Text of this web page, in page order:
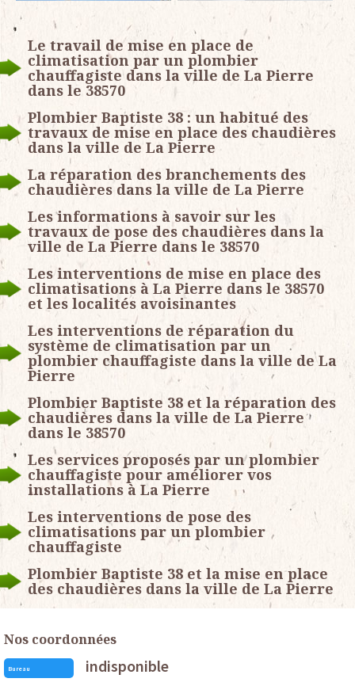
Le travail de mise en place de
climatisation par un plombier
chauffagiste dans la ville de La Pierre
dans le 38570
Plombier Baptiste 38 : un habitué des
travaux de mise en place des chaudières
dans la ville de La Pierre
La réparation des branchements des
chaudières dans la ville de La Pierre
Les informations à savoir sur les
travaux de pose des chaudières dans la
ville de La Pierre dans le 38570
Les interventions de mise en place des
climatisations à La Pierre dans le 38570
et les localités avoisinantes
Les interventions de réparation du
système de climatisation par un
plombier chauffagiste dans la ville de La
Pierre
Plombier Baptiste 38 et la réparation des
chaudières dans la ville de La Pierre
dans le 38570
Les services proposés par un plombier
chauffagiste pour améliorer vos
installations à La Pierre
Les interventions de pose des
climatisations par un plombier
chauffagiste
Plombier Baptiste 38 et la mise en place
des chaudières dans la ville de La Pierre
Nos coordonnées
Bureau indisponible